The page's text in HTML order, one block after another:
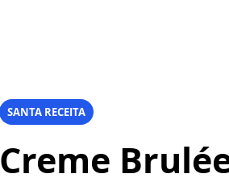
SANTA RECEITA
Creme